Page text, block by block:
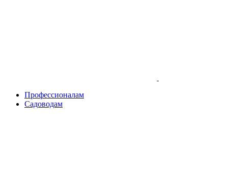
Профессионалам
Садоводам